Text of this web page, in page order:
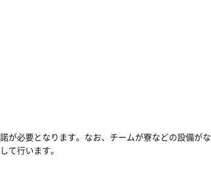
が必要となります。なお、チームが寮などの設備がな
て行います。